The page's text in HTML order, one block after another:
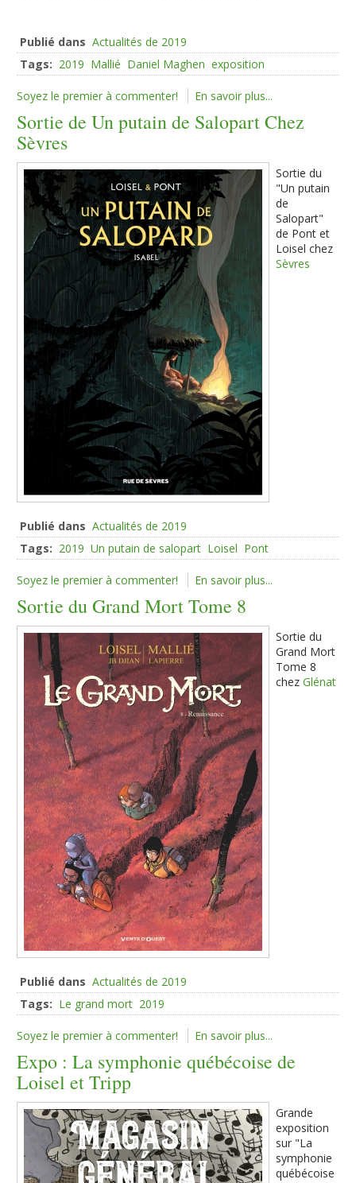
Publié dans Actualités de 2019
Tags: 2019 Mallié Daniel Maghen exposition
Soyez le premier à commenter! En savoir plus...
Sortie de Un putain de Salopart Chez
Sèvres
Sortie du
"Un putain
de
Salopart"
de Pont et
Loisel chez
Sèvres
Publié dans Actualités de 2019
Tags: 2019 Un putain de salopart Loisel Pont
Soyez le premier à commenter! En savoir plus...
Sortie du Grand Mort Tome 8
Sortie du
Grand Mort
Tome 8
chezGlénat
Publié dans Actualités de 2019
Tags: Le grand mort 2019
Soyez le premier à commenter! En savoir plus...
Expo : La symphonie québécoise de
Loisel et Tripp
Grande
exposition
sur "La
symphonie
québécoise